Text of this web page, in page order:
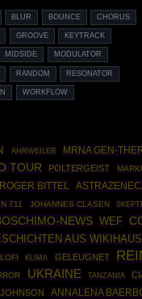
BLUR BOUNCE CHORUS
GROOVE KEYTRACK
MIDSIDE MODULATOR
RANDOM RESONATOR
WORKFLOW
AHRWEILER MRNA GEN-
TOUR POLTERGEIST
ROGER BITTEL
711 JOHANNES CLASEN
NEWS WEF
AUS
LOFI KLIMA GELEUGNET
UKRAINE TANZANIA
ANNALENA